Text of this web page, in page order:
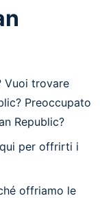
Vuoi trovare
Preoccupato
Republic?
per offrirti i
offriamo le